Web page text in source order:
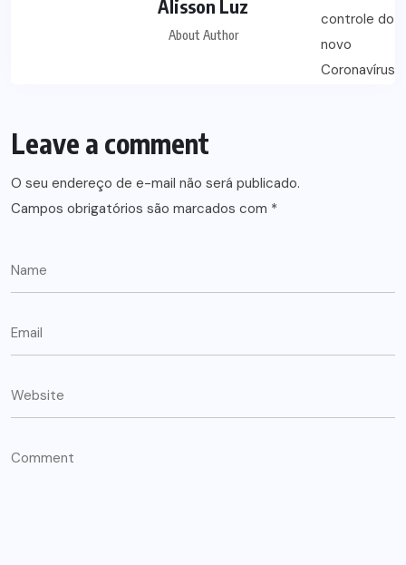
Alisson Luz
About Author
Leave a comment
O seu endereço de e-mail não será publicado.
Campos obrigatórios são marcados com *